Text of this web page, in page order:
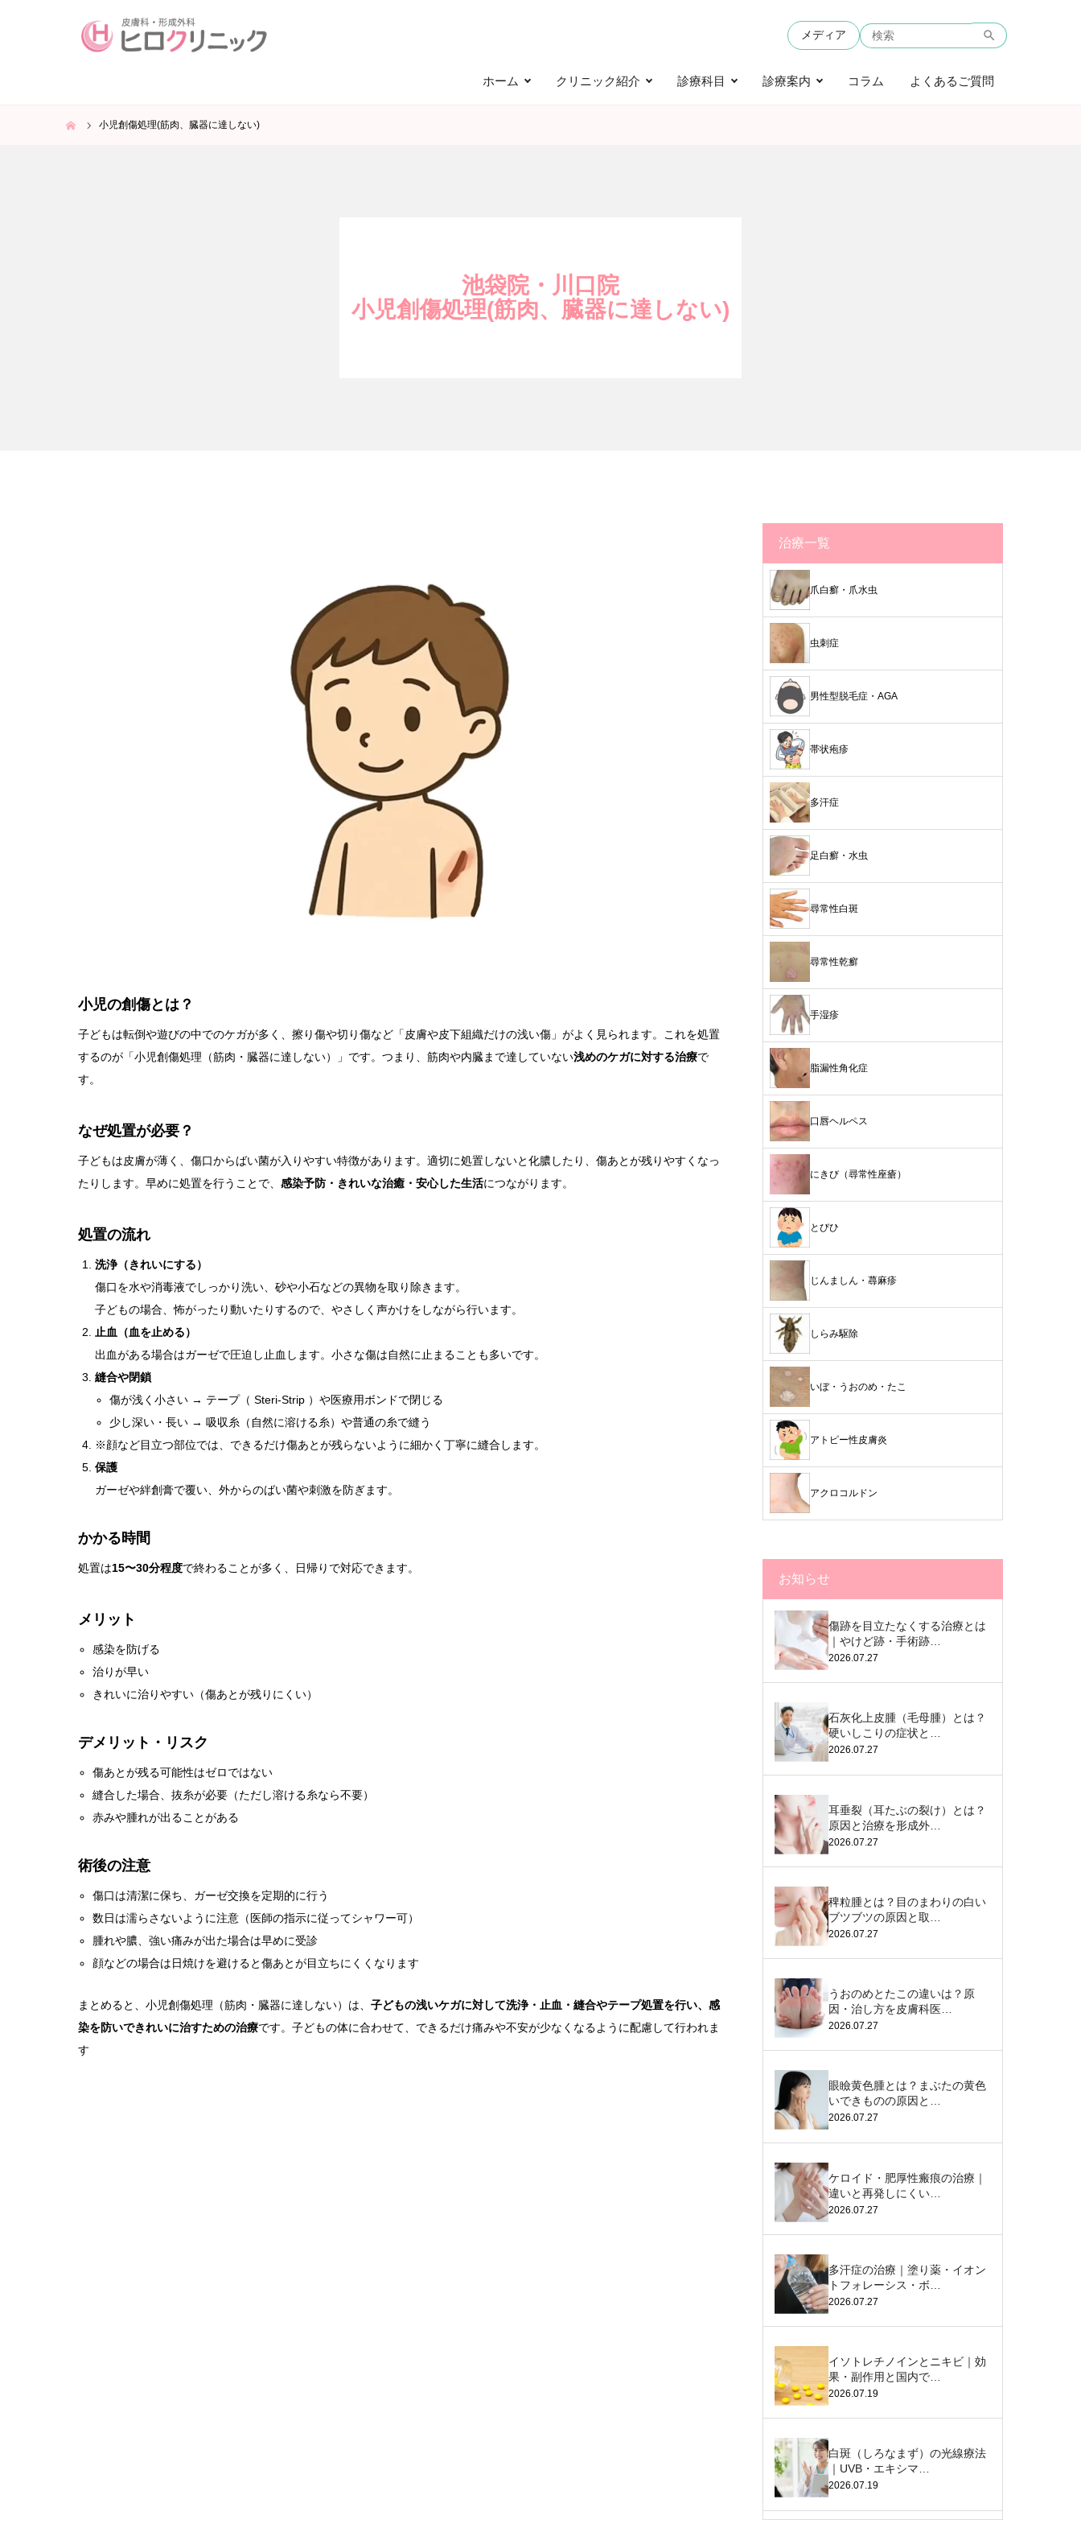
メディア
ホーム クリニック紹介 診療科目 診療案内 コラム よくあるご質問
小児創傷処理(筋肉、臓器に達しない)
池袋院・川口院
小児創傷処理(筋肉、臓器に達しない)
小児の創傷とは？
子どもは転倒や遊びの中でのケガが多く、擦り傷や切り傷など「皮膚や皮下組織だけの浅い傷」がよく見られます。これを処置
するのが「小児創傷処理（筋肉・臓器に達しない）」です。つまり、筋肉や内臓まで達していない浅めのケガに対する治療で
す。
なぜ処置が必要？
子どもは皮膚が薄く、傷口からばい菌が入りやすい特徴があります。適切に処置しないと化膿したり、傷あとが残りやすくなっ
たりします。早めに処置を行うことで、 感染予防・きれいな治癒・安心した生活につながります。
処置の流れ
洗浄（きれいにする）
傷口を水や消毒液でしっかり洗い、砂や小石などの異物を取り除きます。
子どもの場合、怖がったり動いたりするので、やさしく声かけをしながら行います。
止血（血を止める）
出血がある場合はガーゼで圧迫し止血します。小さな傷は自然に止まることも多いです。
縫合や閉鎖
傷が浅く小さい → テープ（ Steri-Strip ）や医療用ボンドで閉じる
少し深い・長い → 吸収糸（自然に溶ける糸）や普通の糸で縫う
※顔など目立つ部位では、できるだけ傷あとが残らないように細かく丁寧に縫合します。
保護
ガーゼや絆創膏で覆い、外からのばい菌や刺激を防ぎます。
かかる時間
処置は15〜30分程度で終わることが多く、日帰りで対応できます。
メリット
感染を防げる
治りが早い
きれいに治りやすい（傷あとが残りにくい）
デメリット・リスク
傷あとが残る可能性はゼロではない
縫合した場合、抜糸が必要（ただし溶ける糸なら不要）
赤みや腫れが出ることがある
術後の注意
傷口は清潔に保ち、ガーゼ交換を定期的に行う
数日は濡らさないように注意（医師の指示に従ってシャワー可）
腫れや膿、強い痛みが出た場合は早めに受診
顔などの場合は日焼けを避けると傷あとが目立ちにくくなります
まとめると、小児創傷処理（筋肉・臓器に達しない）は、 子どもの浅いケガに対して洗浄・止血・縫合やテープ処置を行い、感
染を防いできれいに治すための治療です。子どもの体に合わせて、できるだけ痛みや不安が少なくなるように配慮して行われま
す
治療一覧
爪白癬・爪水虫
虫刺症
男性型脱毛症・AGA
帯状疱疹
多汗症
足白癬・水虫
尋常性白斑
尋常性乾癬
手湿疹
脂漏性角化症
口唇ヘルペス
にきび（尋常性座瘡）
とびひ
じんましん・蕁麻疹
しらみ駆除
いぼ・うおのめ・たこ
アトピー性皮膚炎
アクロコルドン
お知らせ
傷跡を目立たなくする治療とは
｜やけど跡・手術跡…
2026.07.27
石灰化上皮腫（毛母腫）とは？
硬いしこりの症状と…
2026.07.27
耳垂裂（耳たぶの裂け）とは？
原因と治療を形成外…
2026.07.27
稗粒腫とは？目のまわりの白い
ブツブツの原因と取…
2026.07.27
うおのめとたこの違いは？原
因・治し方を皮膚科医…
2026.07.27
眼瞼黄色腫とは？まぶたの黄色
いできものの原因と…
2026.07.27
ケロイド・肥厚性瘢痕の治療｜
違いと再発しにくい…
2026.07.27
多汗症の治療｜塗り薬・イオン
トフォレーシス・ボ…
2026.07.27
イソトレチノインとニキビ｜効
果・副作用と国内で…
2026.07.19
白斑（しろなまず）の光線療法
｜UVB・エキシマ…
2026.07.19